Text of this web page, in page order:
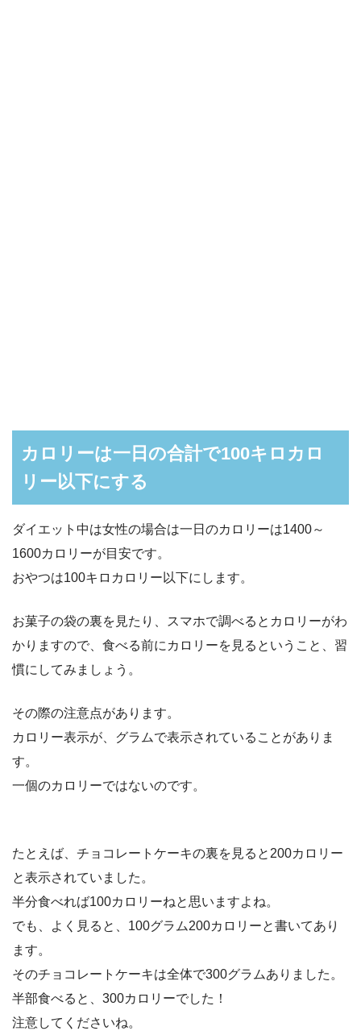
カロリーは一日の合計で100キロカロ
リー以下にする
ダイエット中は女性の場合は一日のカロリーは1400～
1600カロリーが目安です。
おやつは100キロカロリー以下にします。
お菓子の袋の裏を見たり、スマホで調べるとカロリーがわ
かりますので、食べる前にカロリーを見るということ、習
慣にしてみましょう。
その際の注意点があります。
カロリー表示が、グラムで表示されていることがありま
す。
一個のカロリーではないのです。
たとえば、チョコレートケーキの裏を見ると200カロリー
と表示されていました。
半分食べれば100カロリーねと思いますよね。
でも、よく見ると、100グラム200カロリーと書いてあり
ます。
そのチョコレートケーキは全体で300グラムありました。
半部食べると、300カロリーでした！
注意してくださいね。